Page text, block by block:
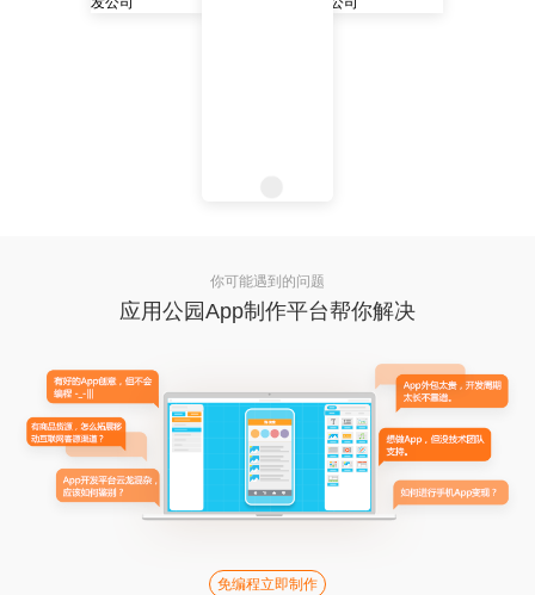
你可能遇到的问题
应用公园App制作平台帮你解决
免编程立即制作